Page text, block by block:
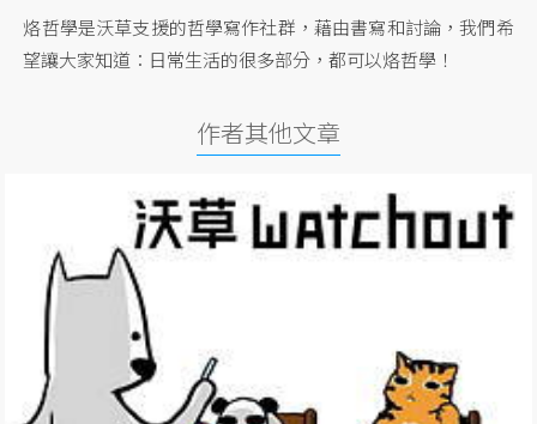
烙哲學是沃草支援的哲學寫作社群，藉由書寫和討論，我們希
望讓大家知道：日常生活的很多部分，都可以烙哲學！
作者其他文章